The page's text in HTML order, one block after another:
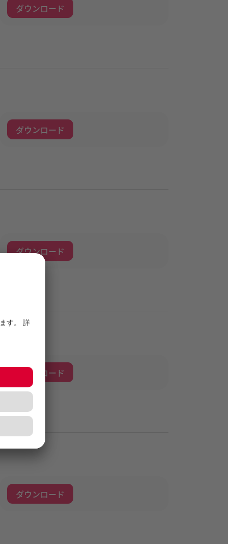
ダウンロード
ダウンロード
ダウンロード
ダウンロード
ダウンロード